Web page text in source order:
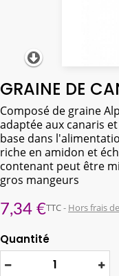
GRAINE DE
Composé de graine
adaptée aux canaris
base dans
riche en amidon et
contenant peut être
gros mangeurs
7,34 €TTC Hors frais
Quantité